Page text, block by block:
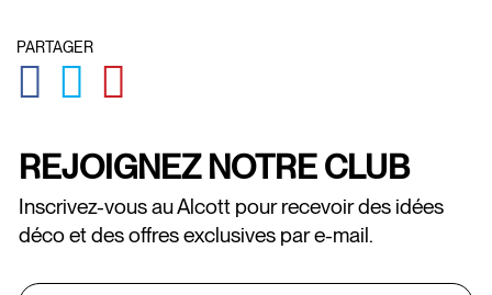
PARTAGER
GLOBAL.SOCIALSHARE.FACEBOOK
GLOBAL.SOCIALSHARE.TWITTER
REJOIGNEZ NOTRE CLUB
Inscrivez-vous au Alcott pour recevoir des idées
déco et des offres exclusives par e-mail.